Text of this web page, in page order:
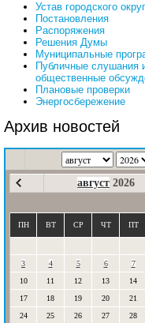
Устав городского
Постановления
Распоряжения
Решения Думы
Муниципальные
Публичные слушания
общественные
Плановые проверки
Энергосбережение
Архив новостей
август 2026
ПН ВТ СР ЧТ ПТ
3
4 5 6 7
10
11 12 13 14
17
18 19 20 21
24
25 26 27 28